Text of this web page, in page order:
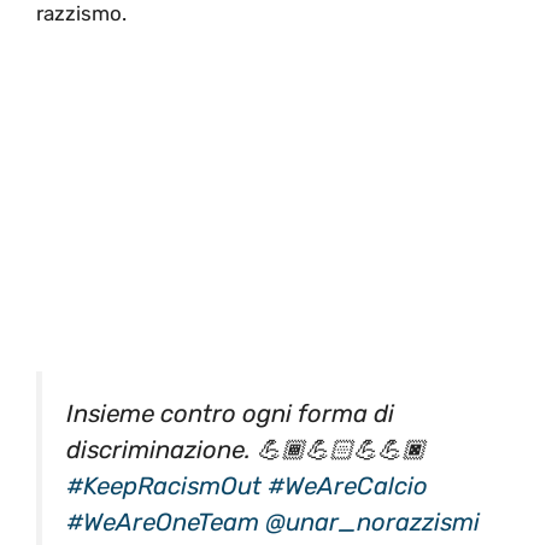
razzismo.
Insieme contro ogni forma di
discriminazione. 💪🏾💪🏻💪💪🏿
#KeepRacismOut #WeAreCalcio
#WeAreOneTeam @unar_norazzismi